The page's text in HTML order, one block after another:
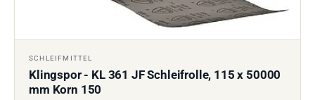
SCHLEIFMITTEL
Klingspor - KL 361 JF Schleifrolle, 115 x 50000
mm Korn 150